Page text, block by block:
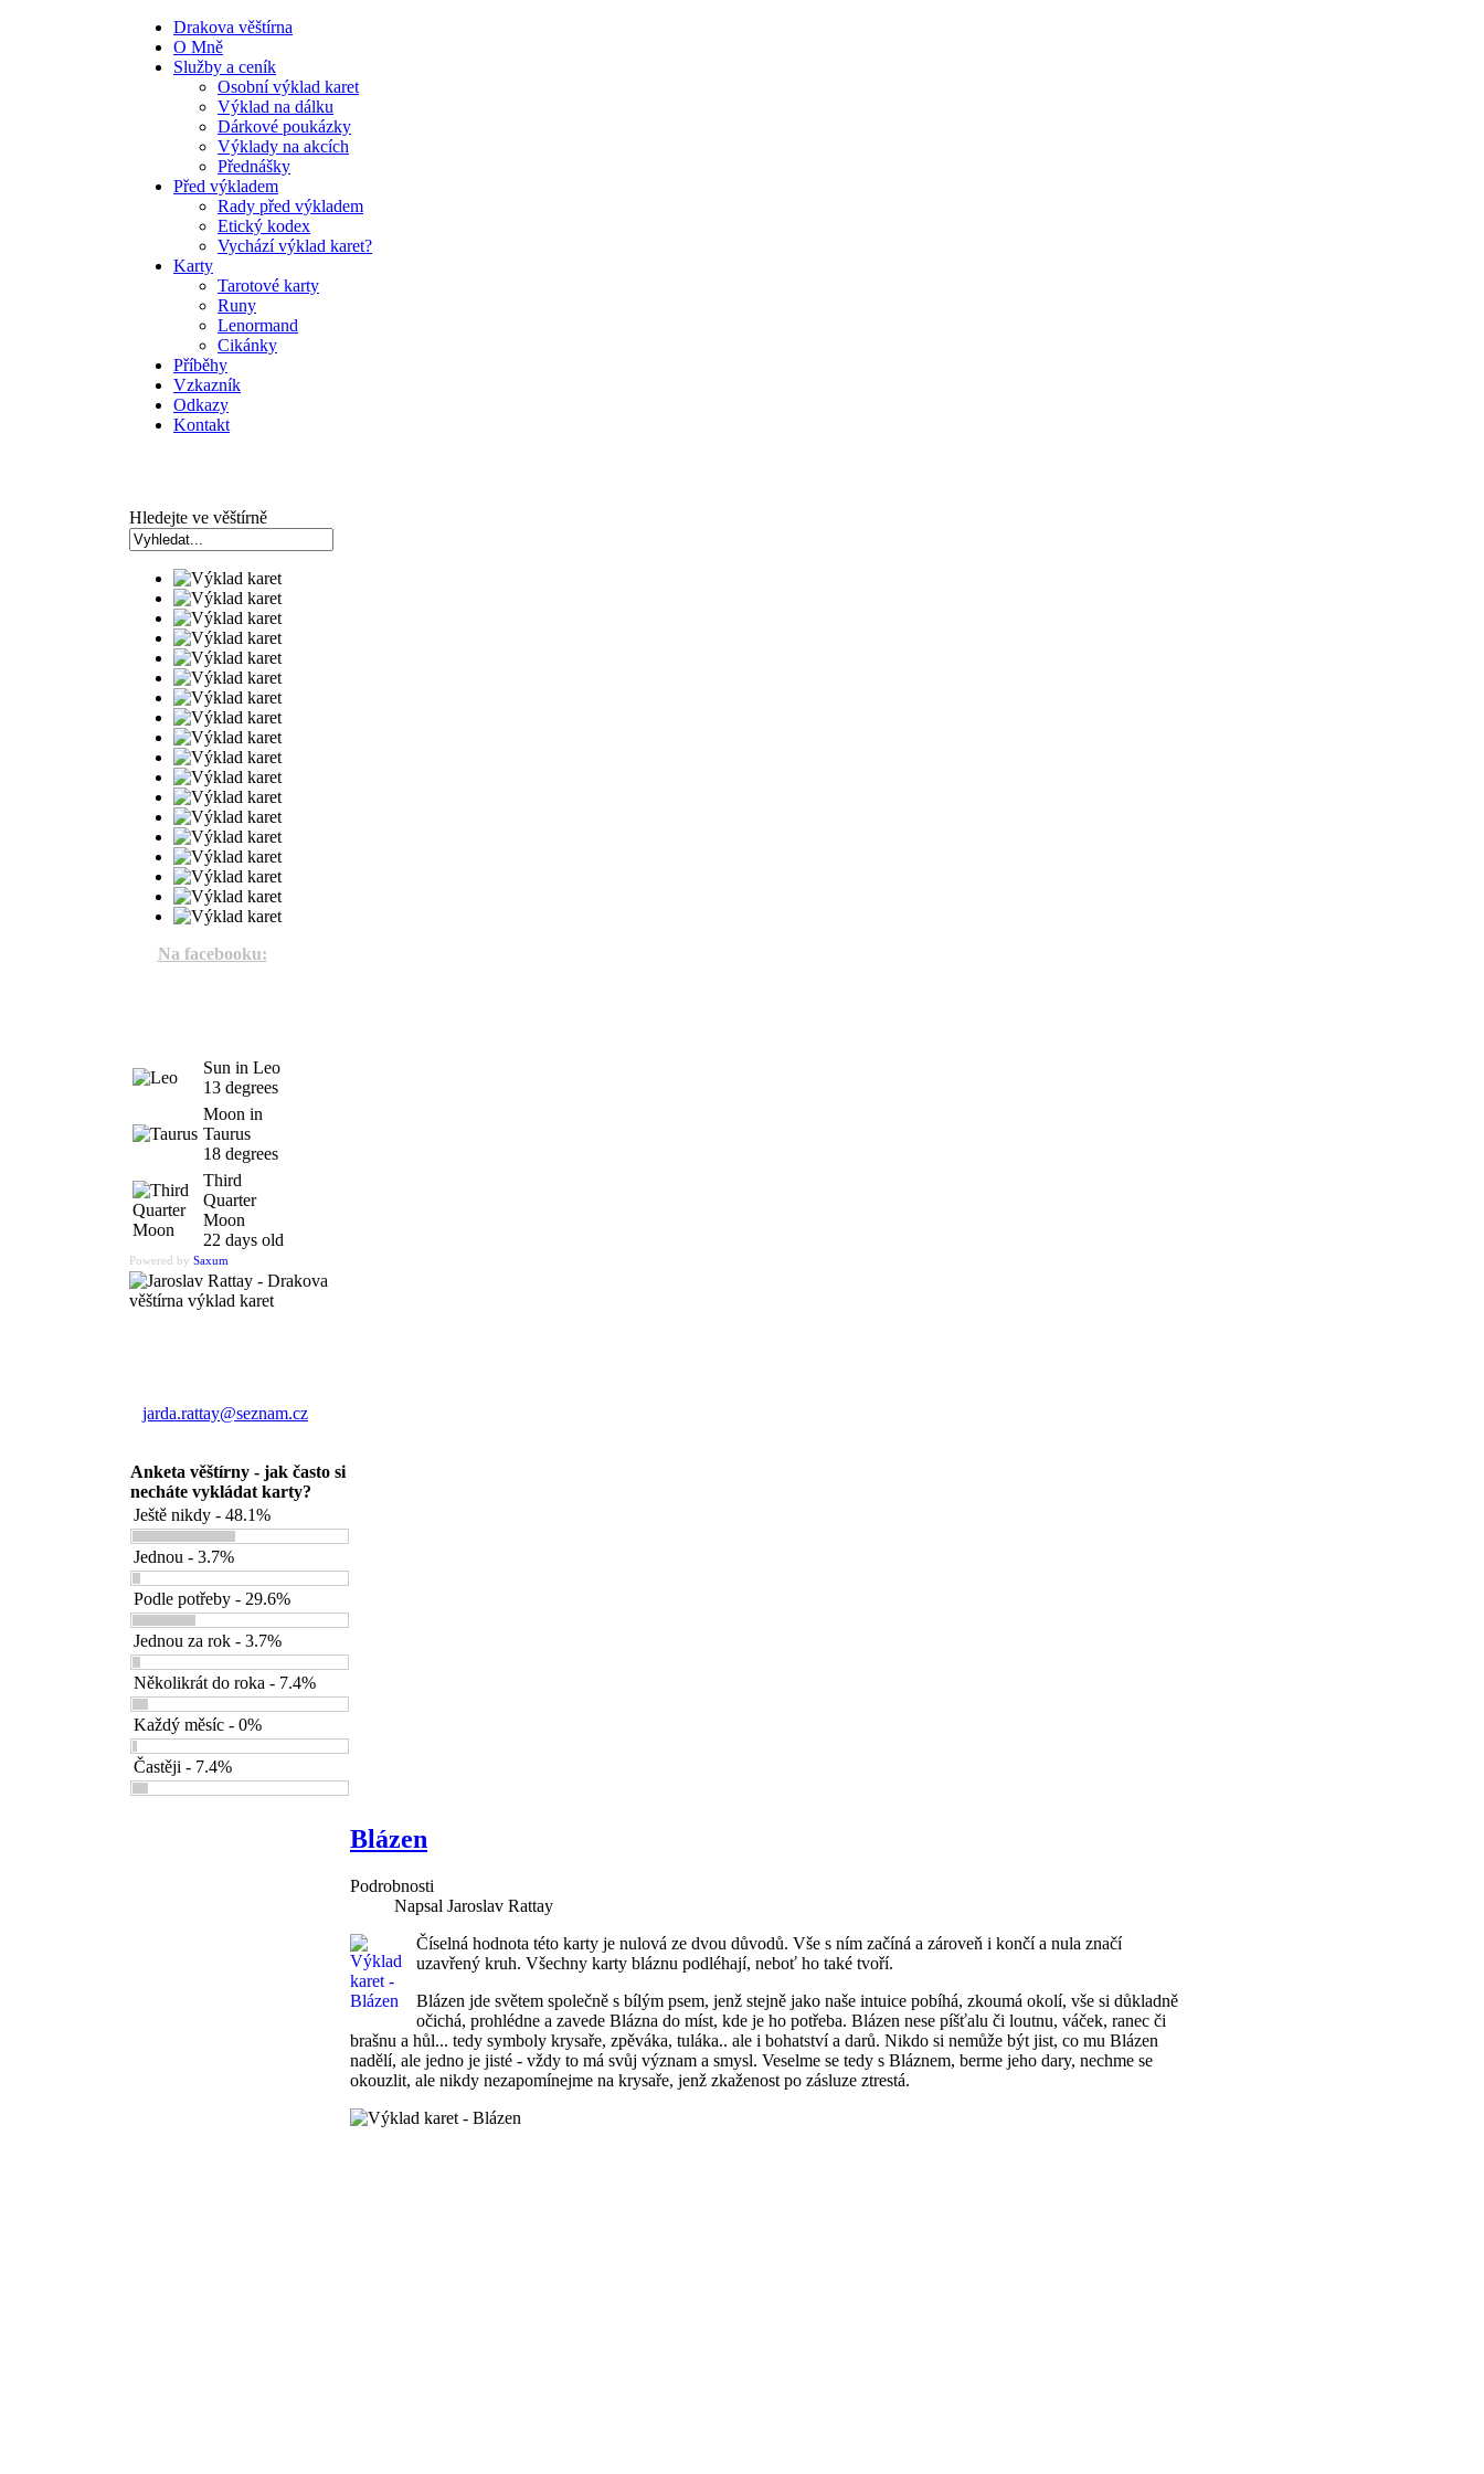
Drakova věštírna
O Mně
Služby a ceník
Osobní výklad karet
Výklad na dálku
Dárkové poukázky
Výklady na akcích
Přednášky
Před výkladem
Rady před výkladem
Etický kodex
Vychází výklad karet?
Karty
Tarotové karty
Runy
Lenormand
Cikánky
Příběhy
Vzkazník
Odkazy
Kontakt
Hledejte ve věštírně
Na facebooku:
Sun in Leo
13 degrees
Moon in
Taurus
18 degrees
Third
Quarter
Moon
22 days old
Powered by Saxum
jarda.rattay@seznam.cz
Anketa věštírny - jak často si
necháte vykládat karty?
Ještě nikdy - 48.1%
Jednou - 3.7%
Podle potřeby - 29.6%
Jednou za rok - 3.7%
Několikrát do roka - 7.4%
Každý měsíc - 0%
Častěji - 7.4%
Blázen
Podrobnosti
Napsal Jaroslav Rattay
Číselná hodnota této karty je nulová ze dvou důvodů. Vše s ním začíná a zároveň i končí a nula značí
uzavřený kruh. Všechny karty bláznu podléhají, neboť ho také tvoří.
Blázen jde světem společně s bílým psem, jenž stejně jako naše intuice pobíhá, zkoumá okolí, vše si důkladně
očichá, prohlédne a zavede Blázna do míst, kde je ho potřeba. Blázen nese píšťalu či loutnu, váček, ranec či
brašnu a hůl... tedy symboly krysaře, zpěváka, tuláka.. ale i bohatství a darů. Nikdo si nemůže být jist, co mu Blázen
nadělí, ale jedno je jisté - vždy to má svůj význam a smysl. Veselme se tedy s Bláznem, berme jeho dary, nechme se
okouzlit, ale nikdy nezapomínejme na krysaře, jenž zkaženost po zásluze ztrestá.